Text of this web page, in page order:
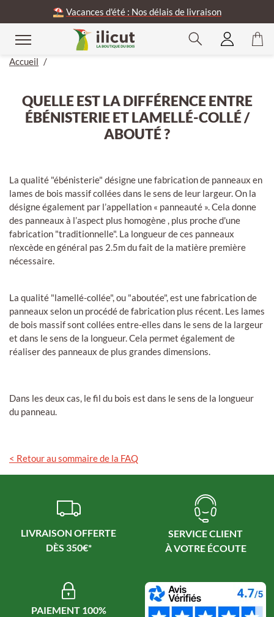
⛱️ Vacances d'été : Nos délais de livraison
Accueil /
QUELLE EST LA DIFFÉRENCE ENTRE
ÉBÉNISTERIE ET LAMELLÉ-COLLÉ /
ABOUTÉ ?
La qualité "ébénisterie" désigne une fabrication de panneaux en
lames de bois massif collées dans le sens de leur largeur. On la
désigne également par l’appellation « panneauté ». Cela donne
des panneaux à l’aspect plus homogène , plus proche d'une
fabrication "traditionnelle". La longueur de ces panneaux
n'excède en général pas 2.5m du fait de la matière première
nécessaire.
La qualité "lamellé-collée", ou "aboutée", est une fabrication de
panneaux selon un procédé de fabrication plus récent. Les lames
de bois massif sont collées entre-elles dans le sens de la largeur
et dans le sens de la longueur. Cela permet également de
réaliser des panneaux de plus grandes dimensions.
Dans les deux cas, le fil du bois est dans le sens de la longueur
du panneau.
< Retour au sommaire de la FAQ
LIVRAISON OFFERTE
DÈS 350€*
SERVICE CLIENT
À VOTRE ÉCOUTE
PAIEMENT 100%